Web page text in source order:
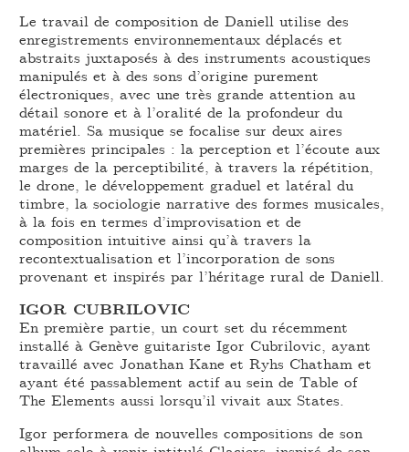
Le travail de composition de Daniell utilise des
enregistrements environnementaux déplacés et
abstraits juxtaposés à des instruments acoustiques
manipulés et à des sons d’origine purement
électroniques, avec une très grande attention au
détail sonore et à l’oralité de la profondeur du
matériel. Sa musique se focalise sur deux aires
premières principales : la perception et l’écoute aux
marges de la perceptibilité, à travers la répétition,
le drone, le développement graduel et latéral du
timbre, la sociologie narrative des formes musicales,
à la fois en termes d’improvisation et de
composition intuitive ainsi qu’à travers la
recontextualisation et l’incorporation de sons
provenant et inspirés par l’héritage rural de Daniell.
IGOR CUBRILOVIC
En première partie, un court set du récemment
installé à Genève guitariste Igor Cubrilovic, ayant
travaillé avec Jonathan Kane et Ryhs Chatham et
ayant été passablement actif au sein de Table of
The Elements aussi lorsqu’il vivait aux States.
Igor performera de nouvelles compositions de son